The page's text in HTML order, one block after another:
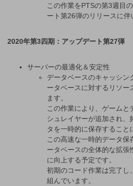
この作業をPTSの第3週目
ート第26弾のリリースに伴
2020年第3四期：アップデート第27弾
サーバーの最適化＆安定性
データベースのキャッシン
ータベースに対するリソー
ます。
この作業により、ゲームと
シュレイヤーが追加され、
タを一時的に保存すること
この高速な一時的データ
ータベースの全体的な拡張
に向上する予定です。
初期のコード作業は完了し
組んでいます。